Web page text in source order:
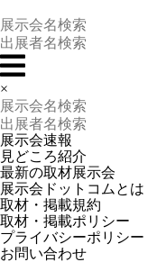
×
展示会速報
見どころ紹介
最新の取材展示会
展示会ドットコムとは
取材・掲載規約
取材・掲載ポリシー
プライバシーポリシー
お問い合わせ